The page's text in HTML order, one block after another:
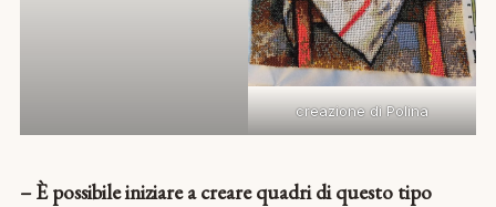
creazione di Polina
– È possibile iniziare a creare quadri di questo tipo